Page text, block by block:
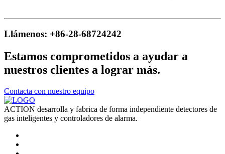
Llámenos: +86-28-68724242
Estamos comprometidos a ayudar a
nuestros clientes a lograr más.
Contacta con nuestro equipo
ACTION desarrolla y fabrica de forma independiente detectores de
gas inteligentes y controladores de alarma.